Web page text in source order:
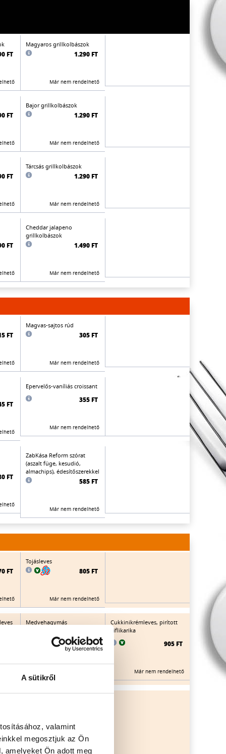
A sütikről
valamint
megosztjuk az Ön
amelyeket Ön adott meg
FT
Magyaros grillkolbászok
1.290 FT
Már nem rendelhető
FT
Bajor grillkolbászok
1.290 FT
Már nem rendelhető
FT
Tárcsás grillkolbászok
1.290 FT
Már nem rendelhető
FT
Cheddar jalapeno
grillkolbászok
1.490 FT
Már nem rendelhető
FT
Magvas-sajtos rúd
305 FT
Már nem rendelhető
FT
Epervelős-vaníliás croissant
355 FT
Már nem rendelhető
FT
ZabKása Reform szórat
(aszalt füge, kesudió,
almachips), édesítőszerekkel
585 FT
Már nem rendelhető
FT
Tojásleves
805 FT
Már nem rendelhető
Medvehagymás
mozzarellagolyókkal
910 FT
Már nem rendelhető
Cukkinikrémleves, pirított
kiflikarika
905 FT
Már nem rendelhető
Már nem rendelhető